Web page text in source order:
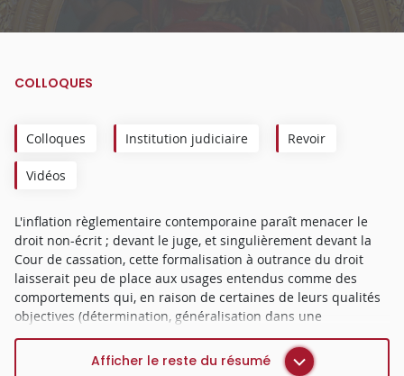
COLLOQUES
Colloques Institution judiciaire Revoir
Vidéos
L'inflation règlementaire contemporaine paraît menacer le
droit non-écrit ; devant le juge, et singulièrement devant la
Cour de cassation, cette formalisation à outrance du droit
laisserait peu de place aux usages entendus comme des
comportements qui, en raison de certaines de leurs qualités
objectives (détermination, généralisation dans une
communauté) et subjectives (légitimité et invocabilité),
bénéficient d’une force normative.
Afficher le reste du résumé